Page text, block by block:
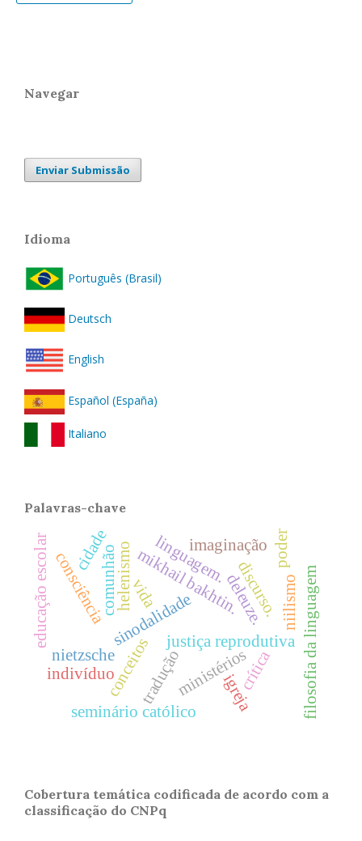
Navegar
Enviar Submissão
Idioma
Português (Brasil)
Deutsch
English
Español (España)
Italiano
Palavras-chave
justiça reprodutiva
discurso.
sinodalidade
ministérios
conceitos filosofia da linguagem
mikhail bakhtin.
helenismovida
nietzsche
comunhão niilismo
deleuze.
consciência
crítica
linguagem.
educação escolar
igreja
indivíduo
imaginação poder
tradução
seminário católico
cidade
Cobertura temática codificada de acordo com a
classificação do CNPq